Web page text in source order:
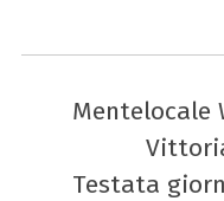
Mentelocale
Testata